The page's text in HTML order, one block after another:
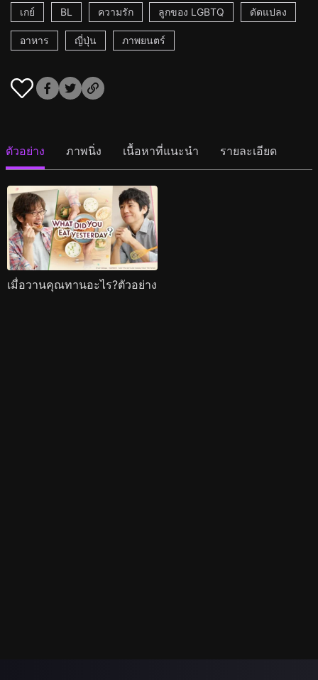
เกย์
BL ความรัก ลูกของ LGBTQ ดัดแปลง
อาหาร ญี่ปุ่น ภาพยนตร์
ตัวอย่าง ภาพนิ่ง เนื้อหาที่แนะนำ รายละเอียด
เมื่อวานคุณทานอะไร?ตัวอย่าง